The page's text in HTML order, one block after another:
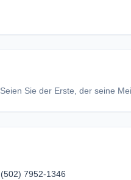
Sie der Erste, der seine
(502) 7952-1346